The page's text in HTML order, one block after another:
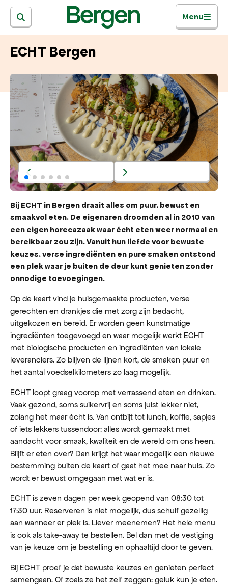
Menu
ECHT Bergen
Bij ECHT in Bergen draait alles om puur, bewust en
smaakvol eten. De eigenaren droomden al in 2010 van
een eigen horecazaak waar écht eten weer normaal en
bereikbaar zou zijn. Vanuit hun liefde voor bewuste
keuzes, verse ingrediënten en pure smaken ontstond
een plek waar je buiten de deur kunt genieten zonder
onnodige toevoegingen.
Op de kaart vind je huisgemaakte producten, verse
gerechten en drankjes die met zorg zijn bedacht,
uitgekozen en bereid. Er worden geen kunstmatige
ingrediënten toegevoegd en waar mogelijk werkt ECHT
met biologische producten en ingrediënten van lokale
leveranciers. Zo blijven de lijnen kort, de smaken puur en
het aantal voedselkilometers zo laag mogelijk.
ECHT loopt graag voorop met verrassend eten en drinken.
Vaak gezond, soms suikervrij en soms juist lekker niet,
zolang het maar écht is. Van ontbijt tot lunch, koffie, sapjes
of iets lekkers tussendoor: alles wordt gemaakt met
aandacht voor smaak, kwaliteit en de wereld om ons heen.
Blijft er eten over? Dan krijgt het waar mogelijk een nieuwe
bestemming buiten de kaart of gaat het mee naar huis. Zo
wordt er bewust omgegaan met wat er is.
ECHT is zeven dagen per week geopend van 08:30 tot
17:30 uur. Reserveren is niet mogelijk, dus schuif gezellig
aan wanneer er plek is. Liever meenemen? Het hele menu
is ook als take-away te bestellen. Bel dan met de vestiging
van je keuze om je bestelling en ophaaltijd door te geven.
Bij ECHT proef je dat bewuste keuzes en genieten perfect
samengaan. Of zoals ze het zelf zeggen: geluk kun je eten.